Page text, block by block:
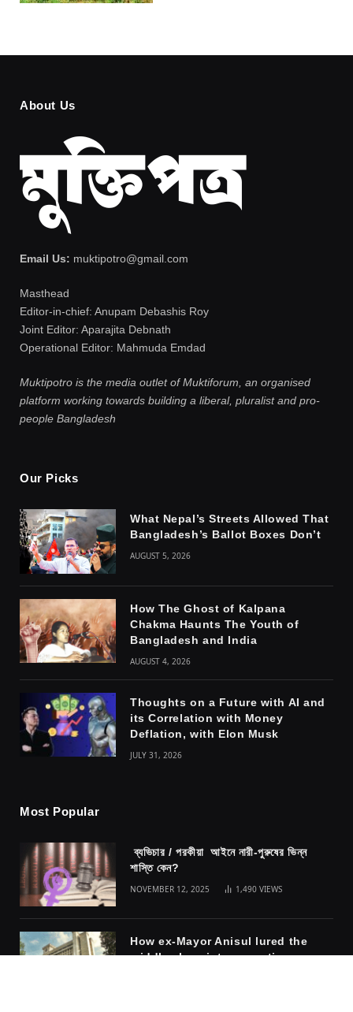
About Us
Email Us: muktipotro@gmail.com
Masthead
Editor-in-chief: Anupam Debashis Roy
Joint Editor: Aparajita Debnath
Operational Editor: Mahmuda Emdad
Muktipotro is the media outlet of Muktiforum, an organised
platform working towards building a liberal, pluralist and pro-
people Bangladesh
Our Picks
What Nepal’s Streets Allowed That
Bangladesh’s Ballot Boxes Don’t
AUGUST 5, 2026
How The Ghost of Kalpana
Chakma Haunts The Youth of
Bangladesh and India
AUGUST 4, 2026
Thoughts on a Future with AI and
its Correlation with Money
Deflation, with Elon Musk
JULY 31, 2026
Most Popular
ব্যভিচার / পরকীয়া আইনে নারী-পুরুষের ভিন্ন
শাস্তি কেন?
NOVEMBER 12, 2025 1,490 VIEWS
How ex-Mayor Anisul lured the
middle class into accepting